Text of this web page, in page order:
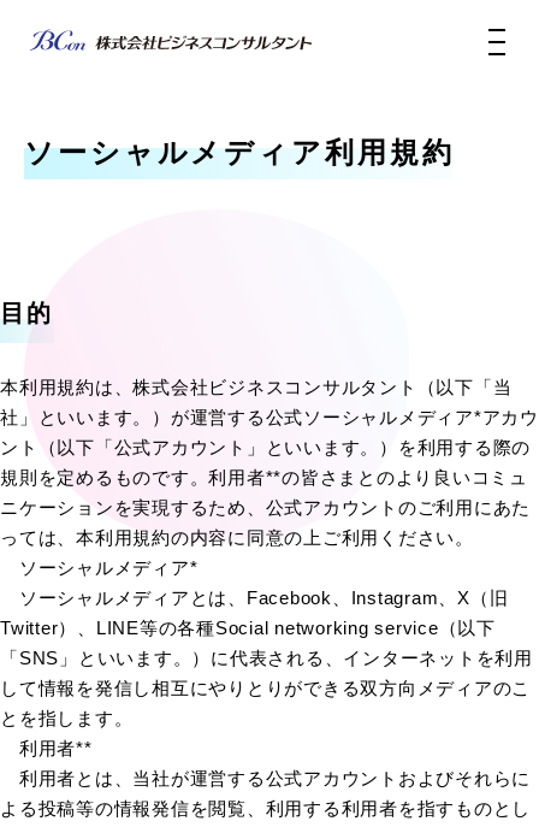
ソーシャルメディア利用規約
目的
本利用規約は、株式会社ビジネスコンサルタント（以下「当
社」といいます。）が運営する公式ソーシャルメディア*アカウ
ント（以下「公式アカウント」といいます。）を利用する際の
規則を定めるものです。利用者**の皆さまとのより良いコミュ
ニケーションを実現するため、公式アカウントのご利用にあた
っては、本利用規約の内容に同意の上ご利用ください。
ソーシャルメディア*
ソーシャルメディアとは、Facebook、Instagram、X（旧
Twitter）、LINE等の各種Social networking service（以下
「SNS」といいます。）に代表される、インターネットを利用
して情報を発信し相互にやりとりができる双方向メディアのこ
とを指します。
利用者**
利用者とは、当社が運営する公式アカウントおよびそれらに
よる投稿等の情報発信を閲覧、利用する利用者を指すものとし